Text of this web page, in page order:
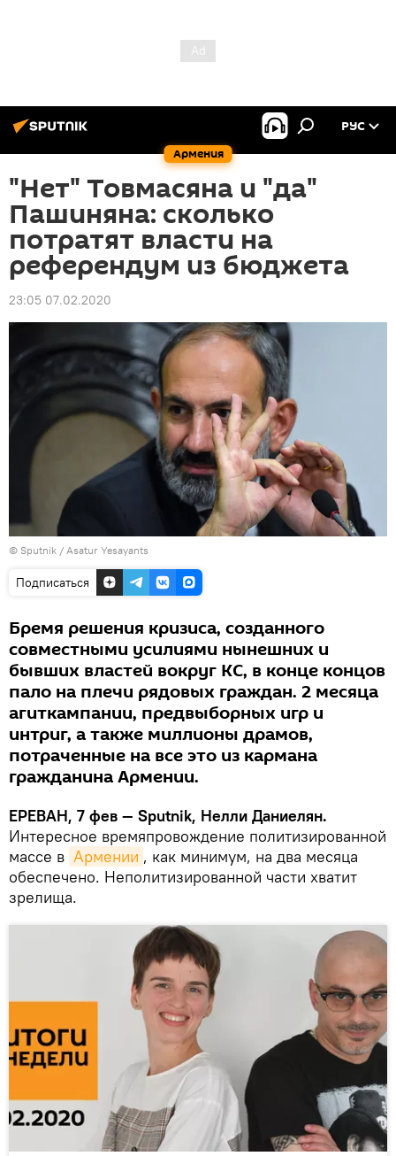
Армения
РУС
"Нет" Товмасяна и "да"
Пашиняна: сколько
потратят власти на
референдум из бюджета
23:05 07.02.2020
© Sputnik / Asatur Yesayants
Подписаться
Бремя решения кризиса, созданного
совместными усилиями нынешних и
бывших властей вокруг КС, в конце концов
пало на плечи рядовых граждан. 2 месяца
агиткампании, предвыборных игр и
интриг, а также миллионы драмов,
потраченные на все это из кармана
гражданина Армении.
ЕРЕВАН, 7 фев — Sputnik, Нелли Даниелян.
Интересное времяпровождение политизированной
массе в Армении , как минимум, на два месяца
обеспечено. Неполитизированной части хватит
зрелища.